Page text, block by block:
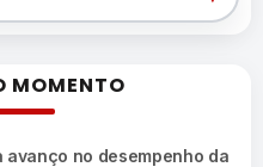
MOMENTO
avanço no desempenho da